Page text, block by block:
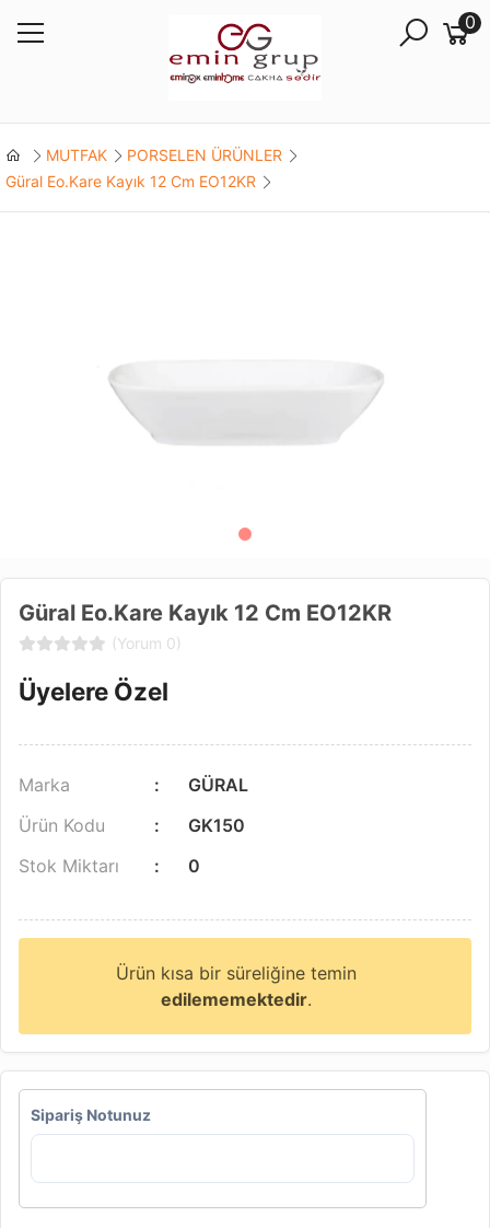
0
MUTFAK
PORSELEN ÜRÜNLER
Güral Eo.Kare Kayık 12 Cm EO12KR
Güral Eo.Kare Kayık 12 Cm EO12KR
(Yorum 0)
Üyelere Özel
Marka
GÜRAL
Ürün Kodu
GK150
Stok Miktarı
0
Ürün kısa bir süreliğine temin
edilememektedir.
Sipariş Notunuz